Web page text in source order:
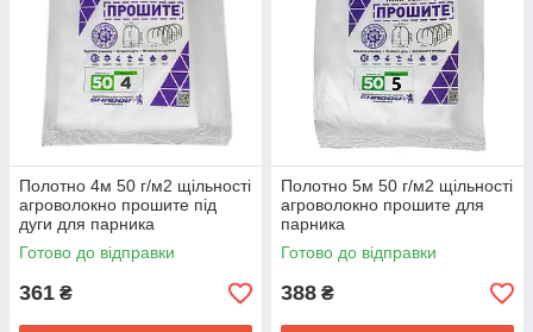
Полотно 4м 50 г/м2 щільності
агроволокно прошите під
дуги для парника
Готово до відправки
361 ₴
Полотно 5м 50 г/м2 щільності
агроволокно прошите для
парника
Готово до відправки
388 ₴